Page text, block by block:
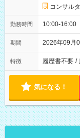
コンサル
勤務時間 10:00-16:00
期間 2026年09
特徴 履歴書不要 /
気になる！